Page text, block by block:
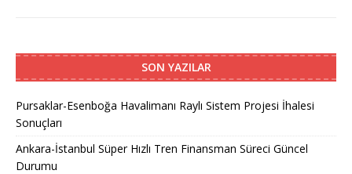
SON YAZILAR
Pursaklar-Esenboğa Havalimanı Raylı Sistem Projesi İhalesi
Sonuçları
Ankara-İstanbul Süper Hızlı Tren Finansman Süreci Güncel
Durumu